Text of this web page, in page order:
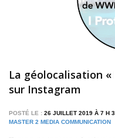
La géolocalisation
sur Instagram
POSTÉ LE : 26 JUILLET 2019 À 7 H
MASTER 2 MEDIA COMMUNICATION